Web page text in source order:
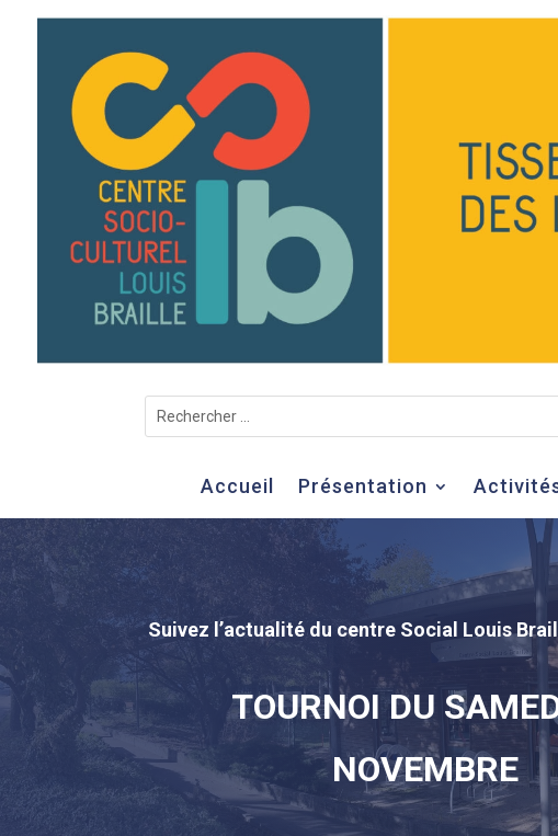
Accueil Présentation
Suivez l’actualité du centre Social Louis
TOURNOI DU
NOVEMBRE